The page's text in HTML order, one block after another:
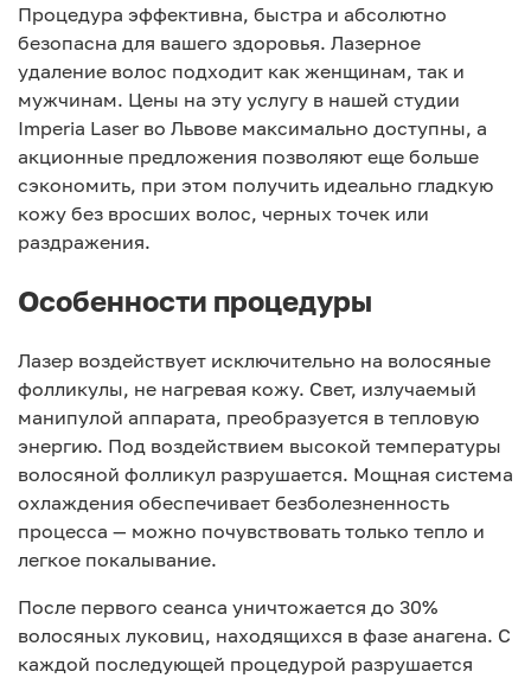
Процедура эффективна, быстра и абсолютно
безопасна для вашего здоровья. Лазерное
удаление волос подходит как женщинам, так и
мужчинам. Цены на эту услугу в нашей студии
Imperia Laser во Львове максимально доступны, а
акционные предложения позволяют еще больше
сэкономить, при этом получить идеально гладкую
кожу без вросших волос, черных точек или
раздражения.
Особенности процедуры
Лазер воздействует исключительно на волосяные
фолликулы, не нагревая кожу. Свет, излучаемый
манипулой аппарата, преобразуется в тепловую
энергию. Под воздействием высокой температуры
волосяной фолликул разрушается. Мощная система
охлаждения обеспечивает безболезненность
процесса — можно почувствовать только тепло и
легкое покалывание.
После первого сеанса уничтожается до 30%
волосяных луковиц, находящихся в фазе анагена. С
каждой последующей процедурой разрушается